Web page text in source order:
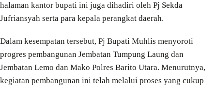
halaman kantor bupati ini juga dihadiri oleh Pj Sekda
Jufriansyah serta para kepala perangkat daerah.
Dalam kesempatan tersebut, Pj Bupati Muhlis menyoroti
progres pembangunan Jembatan Tumpung Laung dan
Jembatan Lemo dan Mako Polres Barito Utara. Menurutnya,
kegiatan pembangunan ini telah melalui proses yang cukup